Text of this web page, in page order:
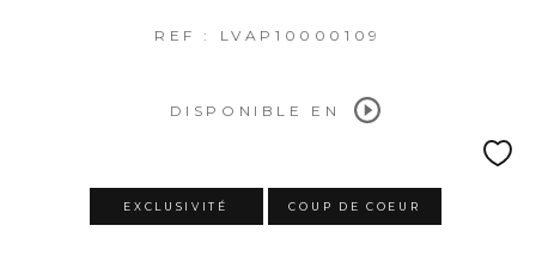
REF : LVAP10000109
DISPONIBLE EN
EXCLUSIVITÉ COUP DE COEUR